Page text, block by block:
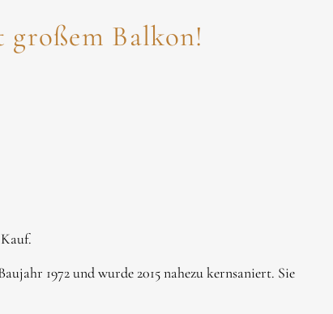
Balkon!
1972 und wurde 2015 nahezu kernsaniert. Sie